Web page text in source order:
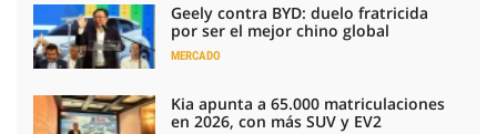
Geely contra BYD: duelo fratricida
por ser el mejor chino global
MERCADO
Kia apunta a 65.000 matriculaciones
en 2026, con más SUV y EV2